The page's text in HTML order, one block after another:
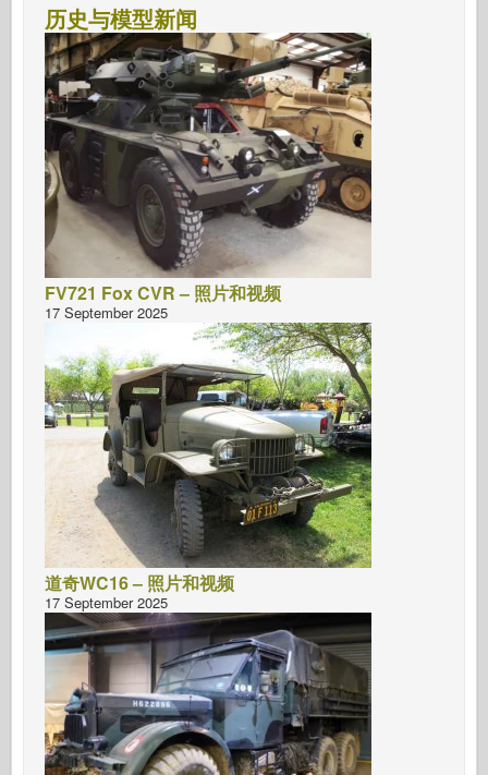
历史与模型新闻
FV721 Fox CVR – 照片和视频
17 September 2025
道奇WC16 – 照片和视频
17 September 2025